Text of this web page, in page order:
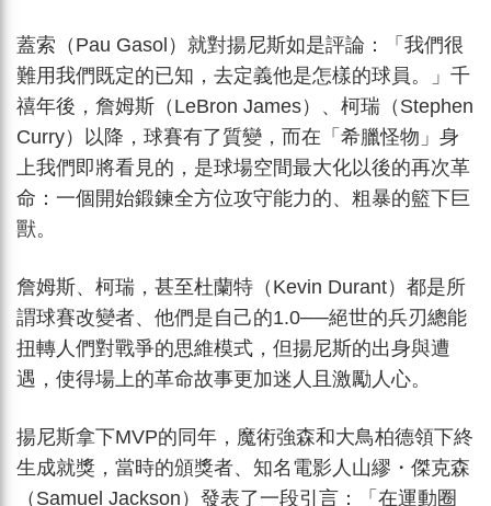
蓋索（Pau Gasol）就對揚尼斯如是評論：「我們很
難用我們既定的已知，去定義他是怎樣的球員。」千
禧年後，詹姆斯（LeBron James）、柯瑞（Stephen
Curry）以降，球賽有了質變，而在「希臘怪物」身
上我們即將看見的，是球場空間最大化以後的再次革
命：一個開始鍛鍊全方位攻守能力的、粗暴的籃下巨
獸。
詹姆斯、柯瑞，甚至杜蘭特（Kevin Durant）都是所
謂球賽改變者、他們是自己的1.0──絕世的兵刃總能
扭轉人們對戰爭的思維模式，但揚尼斯的出身與遭
遇，使得場上的革命故事更加迷人且激勵人心。
揚尼斯拿下MVP的同年，魔術強森和大鳥柏德領下終
生成就獎，當時的頒獎者、知名電影人山繆・傑克森
（Samuel Jackson）發表了一段引言：「在運動圈